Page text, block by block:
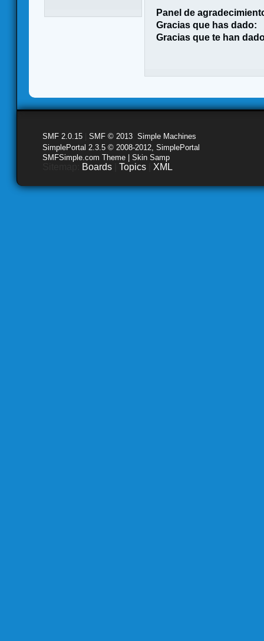
Panel de
Gracias que has dado:
Gracias que te han
SMF 2.0.15 SMF © 2013 Simple Machines
SimplePortal 2.3.5 © 2008-2012, SimplePortal
SMFSimple.com Theme | Skin Samp
Boards Topics XML